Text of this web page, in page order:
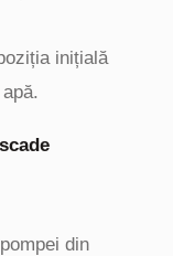
inițială
scade
din